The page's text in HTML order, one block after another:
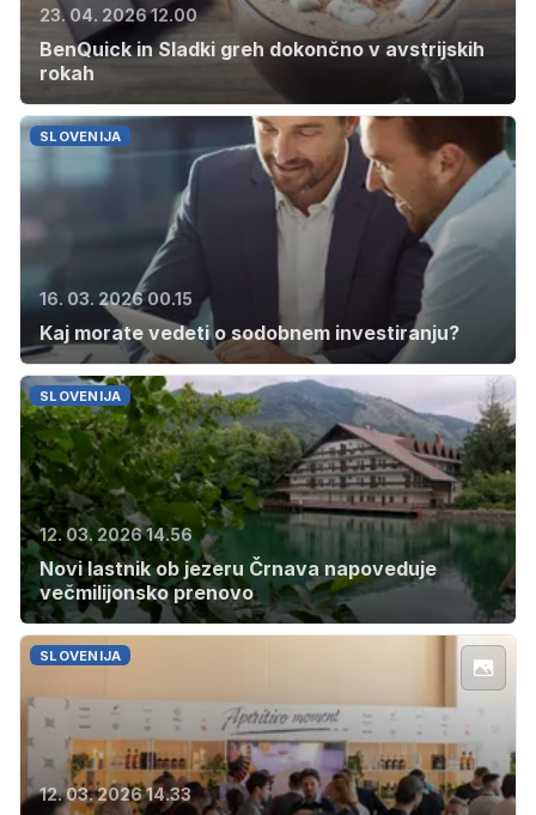
23. 04. 2026 12.00
BenQuick in Sladki greh dokončno v avstrijskih
rokah
SLOVENIJA
16. 03. 2026 00.15
Kaj morate vedeti o sodobnem investiranju?
SLOVENIJA
12. 03. 2026 14.56
Novi lastnik ob jezeru Črnava napoveduje
večmilijonsko prenovo
SLOVENIJA
12. 03. 2026 14.33